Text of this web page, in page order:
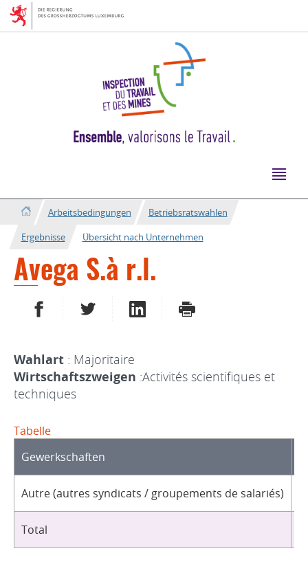
Zur
Navigation
Zum
Inhalt
Arbeitsbedingungen
Betriebsratswahlen
Ergebnisse
Übersicht nach Unternehmen
Avega S.à r.l.
AUF FACEBOOK TEILENAUF TWITTER TEILENAUF LINKEDIN TEILEN
DRUCKEN
Wahlart : Majoritaire
Wirtschaftszweigen :Activités scientifiques et
techniques
Tabelle
Gewerkschaften
Autre (autres syndicats / groupements de salariés)
Total